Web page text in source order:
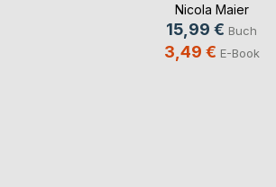
Nicola Maier
15,99 € Buch
3,49 € E-Book